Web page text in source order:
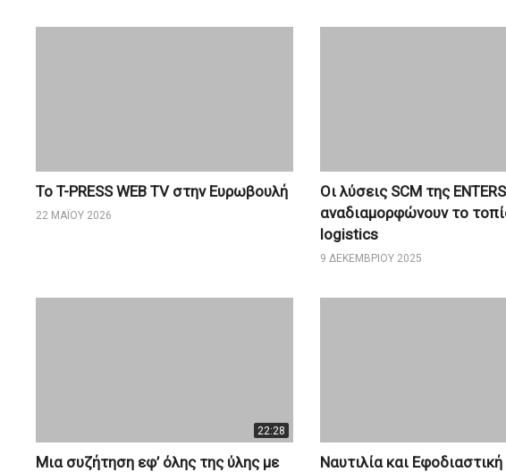
To T-PRESS WEB TV στην Ευρωβουλή
22 ΜΑΪ́ΟΥ 2026
Οι λύσεις SCM της
αναδιαμορφώνουν το
logistics
9 ΔΕΚΕΜΒΡΊΟΥ 2025
22:28
Μια συζήτηση εφ’ όλης της ύλης με
Ναυτιλία και